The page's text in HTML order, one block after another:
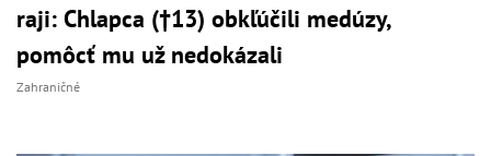
raji: Chlapca (†13) obkľúčili medúzy,
pomôcť mu už nedokázali
Zahraničné